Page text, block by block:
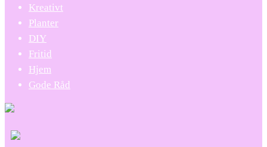
Kreativt
Planter
DIY
Fritid
Hjem
Gode Råd